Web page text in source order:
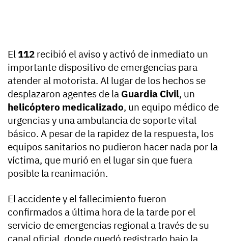
El 112 recibió el aviso y activó de inmediato un
importante dispositivo de emergencias para
atender al motorista. Al lugar de los hechos se
desplazaron agentes de la Guardia Civil, un
helicóptero medicalizado, un equipo médico de
urgencias y una ambulancia de soporte vital
básico. A pesar de la rapidez de la respuesta, los
equipos sanitarios no pudieron hacer nada por la
víctima, que murió en el lugar sin que fuera
posible la reanimación.
El accidente y el fallecimiento fueron
confirmados a última hora de la tarde por el
servicio de emergencias regional a través de su
canal oficial, donde quedó registrado bajo la